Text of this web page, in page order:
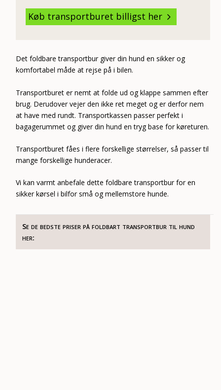
Køb transportburet billigst her 5
Det foldbare transportbur giver din hund en sikker og
komfortabel måde at rejse på i bilen.
Transportburet er nemt at folde ud og klappe sammen efter
brug. Derudover vejer den ikke ret meget og er derfor nem
at have med rundt. Transportkassen passer perfekt i
bagagerummet og giver din hund en tryg base for køreturen.
Transportburet fåes i flere forskellige størrelser, så passer til
mange forskellige hunderacer.
Vi kan varmt anbefale dette foldbare transportbur for en
sikker kørsel i bilfor små og mellemstore hunde.
Se de bedste priser på foldbart transportbur til hund
her: